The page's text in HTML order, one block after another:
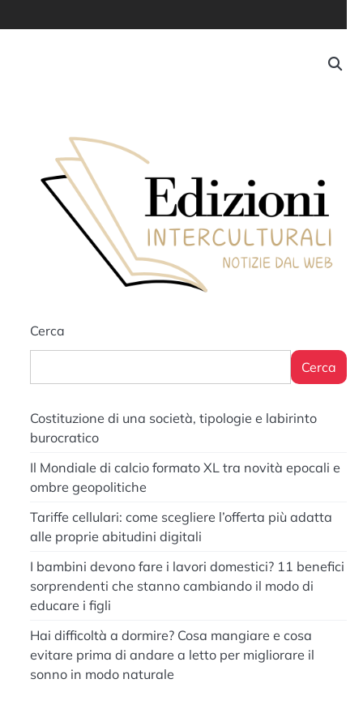
Cerca
Cerca
Costituzione di una società, tipologie e labirinto
burocratico
Il Mondiale di calcio formato XL tra novità epocali e
ombre geopolitiche
Tariffe cellulari: come scegliere l’offerta più adatta
alle proprie abitudini digitali
I bambini devono fare i lavori domestici? 11 benefici
sorprendenti che stanno cambiando il modo di
educare i figli
Hai difficoltà a dormire? Cosa mangiare e cosa
evitare prima di andare a letto per migliorare il
sonno in modo naturale